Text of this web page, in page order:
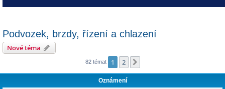
Podvozek, brzdy, řízení a chlazení
Nové téma
82 témat 1 2
Oznámení